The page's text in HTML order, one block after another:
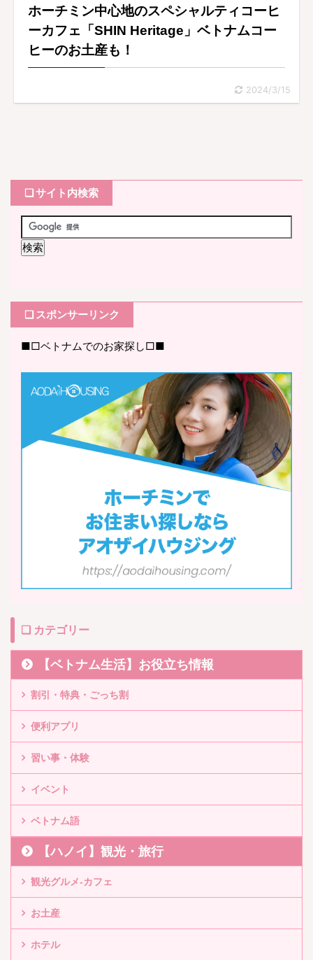
ホーチミン中心地のスペシャルティコーヒ
ーカフェ「SHIN Heritage」ベトナムコー
ヒーのお土産も！
2024/3/15
❏ サイト内検索
❏ スポンサーリンク
■□ベトナムでのお家探し□■
❏ カテゴリー
【ベトナム生活】お役立ち情報
割引・特典・ごっち割
便利アプリ
習い事・体験
イベント
ベトナム語
【ハノイ】観光・旅行
観光グルメ-カフェ
お土産
ホテル